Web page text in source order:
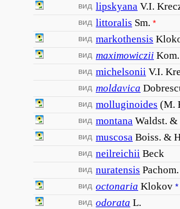
вид lipskyana V.I.
вид littoralis Sm. *
вид markothensis
вид maximowiczii Kom.
вид michelsonii V.I.
вид moldavica
вид molluginoides (M.
вид montana Waldst.
вид muscosa Boiss. &
вид neilreichii Beck
вид nuratensis Pachom.
вид octonaria Klokov *
вид odorata L.